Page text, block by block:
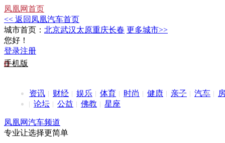
凤凰网首页
<< 返回凤凰汽车首页
城市首页： 北京武汉太原重庆长春 更多城市>>
您好！
登录注册
手机版
资讯 财经 娱乐 体育 时尚 健康 亲子 汽车
论坛
公益 佛教 星座
凤凰网汽车频道
专业让选择更简单